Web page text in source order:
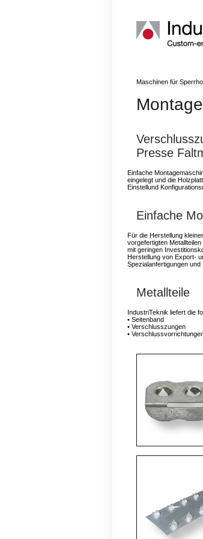
Maschinen für
Presse
Einfache
eingelegt und die
Einstellund
Einfache
Für die Herstellung
vorgefertigten
mit geringen
Herstellung von Export-
Spezialanfertigungen und
Metallteile
IndustriTeknik liefert die
• Seitenband
• Verschlusszungen
•